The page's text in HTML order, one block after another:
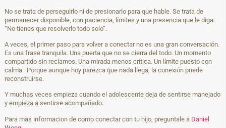
No se trata de perseguirlo ni de presionarlo para que hable. Se trata de
permanecer disponible, con paciencia, límites y una presencia que le diga:
“No tienes que resolverlo todo solo”.
A veces, el primer paso para volver a conectar no es una gran conversación.
Es una frase tranquila. Una puerta que no se cierra del todo. Un momento
compartido sin reclamos. Una mirada menos crítica. Un límite puesto con
calma. Porque aunque hoy parezca que nada llega, la conexión puede
reconstruirse.
Y muchas veces empieza cuando el adolescente deja de sentirse manejado
y empieza a sentirse acompañado.
Para mas informacion de como conectar con tu hijo, preguntale a Daniel